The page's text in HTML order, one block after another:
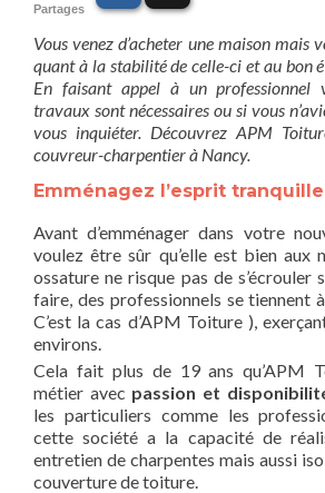
Partages
Vous venez d’acheter une maison mais
quant à la stabilité de celle-ci et au bon
En faisant appel à un professionnel
travaux sont nécessaires ou si vous
vous inquiéter. Découvrez APM
couvreur-charpentier à Nancy.
Emménagez l’esprit tranquille
Avant d’emménager dans votre
voulez être sûr qu’elle est bien aux
ossature ne risque pas de s’écrouler
faire, des professionnels se tiennent
C’est la cas d’APM Toiture ),
environs.
Cela fait plus de 19 ans qu’APM
métier avec passion et
les particuliers comme les
cette société a la capacité de
entretien de charpentes mais aussi
couverture de toiture.